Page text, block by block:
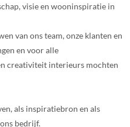
visie en wooninspiratie in
van ons team, onze klanten en
en voor alle
creativiteit interieurs mochten
als inspiratiebron en als
bedrijf.